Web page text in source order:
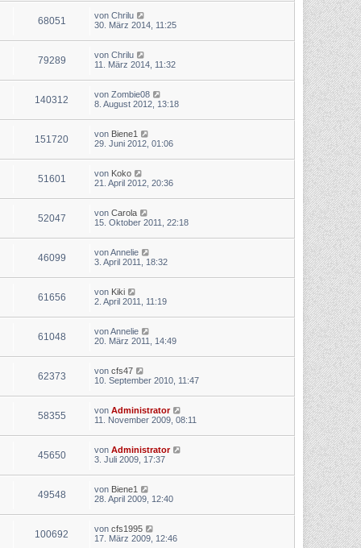
68051 von Chrilu
30. März 2014, 11:25
79289 von Chrilu
11. März 2014, 11:32
140312 von Zombie08
8. August 2012, 13:18
151720 von Biene1
29. Juni 2012, 01:06
51601 von Koko
21. April 2012, 20:36
52047 von Carola
15. Oktober 2011, 22:18
46099 vonAnnelie
3. April 2011, 18:32
61656 von Kiki
2. April 2011, 11:19
61048 vonAnnelie
20. März 2011, 14:49
62373 von cfs47
10. September 2010, 11:47
58355 von Administrator
11. November 2009, 08:11
45650 von Administrator
3. Juli 2009, 17:37
49548 von Biene1
28. April 2009, 12:40
100692 von cfs1995
17. März 2009, 12:46